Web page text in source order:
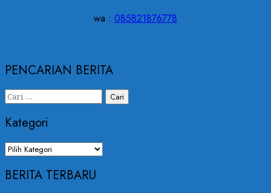
wa : 085821876778
PENCARIAN BERITA
Cari
Kategori
Kategori
BERITA TERBARU